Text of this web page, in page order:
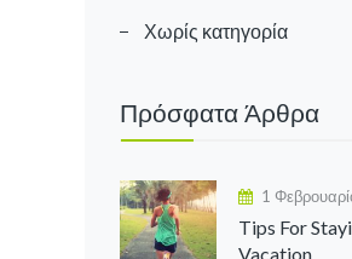
Χωρίς κατηγορία
Πρόσφατα Άρθρα
1
Tips For
Vacation